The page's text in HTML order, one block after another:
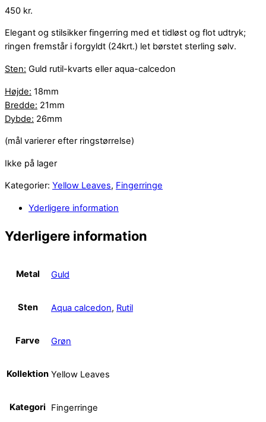
450 kr.
Elegant og stilsikker fingerring med et tidløst og flot udtryk;
ringen fremstår i forgyldt (24krt.) let børstet sterling sølv.
Sten: Guld rutil-kvarts eller aqua-calcedon
Højde: 18mm
Bredde: 21mm
Dybde: 26mm
(mål varierer efter ringstørrelse)
Ikke på lager
Kategorier: Yellow Leaves, Fingerringe
Yderligere information
Yderligere information
Metal Guld
Sten Aqua calcedon, Rutil
Farve Grøn
Kollektion Yellow Leaves
Kategori Fingerringe